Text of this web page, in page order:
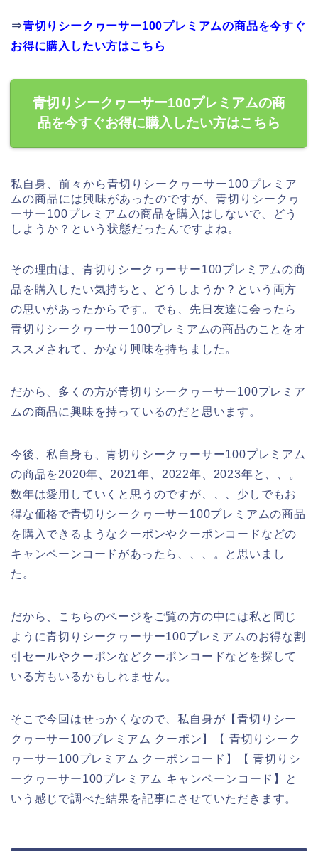
⇒青切りシークヮーサー100プレミアムの商品を今すぐ
お得に購入したい方はこちら
青切りシークヮーサー100プレミアムの商
品を今すぐお得に購入したい方はこちら
私自身、前々から青切りシークヮーサー100プレミア
ムの商品には興味があったのですが、青切りシークヮ
ーサー100プレミアムの商品を購入はしないで、どう
しようか？という状態だったんですよね。
その理由は、青切りシークヮーサー100プレミアムの商
品を購入したい気持ちと、どうしようか？という両方
の思いがあったからです。でも、先日友達に会ったら
青切りシークヮーサー100プレミアムの商品のことをオ
ススメされて、かなり興味を持ちました。
だから、多くの方が青切りシークヮーサー100プレミア
ムの商品に興味を持っているのだと思います。
今後、私自身も、青切りシークヮーサー100プレミアム
の商品を2020年、2021年、2022年、2023年と、、。
数年は愛用していくと思うのですが、、、少しでもお
得な価格で青切りシークヮーサー100プレミアムの商品
を購入できるようなクーポンやクーポンコードなどの
キャンペーンコードがあったら、、、。と思いまし
た。
だから、こちらのページをご覧の方の中には私と同じ
ように青切りシークヮーサー100プレミアムのお得な割
引セールやクーポンなどクーポンコードなどを探して
いる方もいるかもしれません。
そこで今回はせっかくなので、私自身が【青切りシー
クヮーサー100プレミアム クーポン】【 青切りシーク
ヮーサー100プレミアム クーポンコード】【 青切りシ
ークヮーサー100プレミアム キャンペーンコード】と
いう感じで調べた結果を記事にさせていただきます。